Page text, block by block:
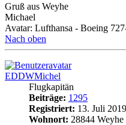
Gruß aus Weyhe
Michael
Avatar: Lufthansa - Boeing
Nach oben
EDDWMichel
Flugkapitän
Beiträge: 1295
Registriert: 13. Juli
Wohnort: 28844 Weyhe